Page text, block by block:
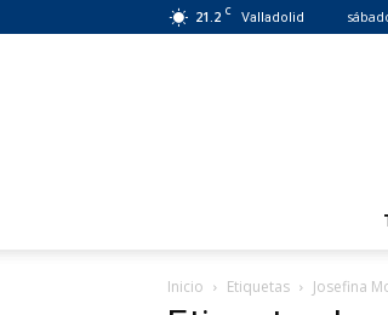
21.2 C Valladolid
Inicio Etiquetas Josefina